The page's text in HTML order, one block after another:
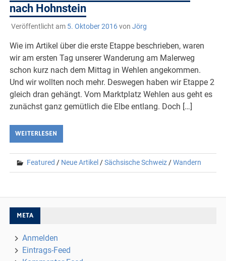
nach Hohnstein
Veröffentlicht am 5. Oktober 2016von Jörg
Wie im Artikel über die erste Etappe beschrieben, waren
wir am ersten Tag unserer Wanderung am Malerweg
schon kurz nach dem Mittag in Wehlen angekommen.
Und wir wollten noch mehr. Deswegen haben wir Etappe 2
gleich dran gehängt. Vom Marktplatz Wehlen aus geht es
zunächst ganz gemütlich die Elbe entlang. Doch […]
WEITERLESEN
Featured / Neue Artikel /Sächsische Schweiz /Wandern
META
Anmelden
Eintrags-Feed